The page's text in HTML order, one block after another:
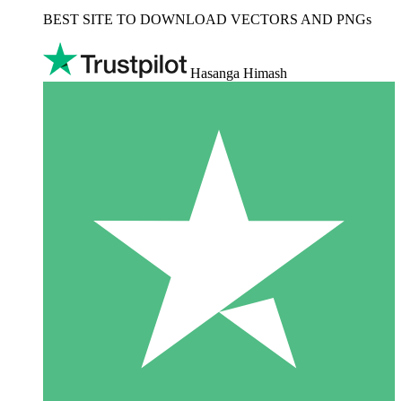
BEST SITE TO DOWNLOAD VECTORS AND PNGs
Hasanga Himash